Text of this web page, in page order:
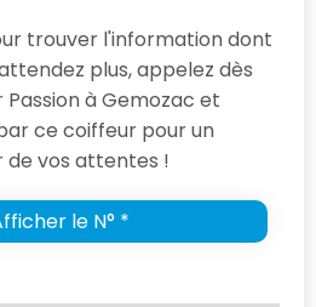
trouver l'information dont
plus, appelez dès
à Gemozac et
ce coiffeur pour un
de vos attentes !
le N° *